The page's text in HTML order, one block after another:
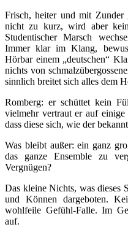
Frisch, heiter und mit
nicht zu kurz, wird aber
Studentischer Marsch
Immer klar im Klang,
Hörbar einem „deutschen“
nichts von
sinnlich breitet sich alles dem
Romberg: er schüttet kein
vielmehr vertraut er auf
dass diese sich, wie der
Was bleibt außer: ein ganz
das ganze Ensemble zu
Vergnügen?
Das kleine Nichts, was dieses
und Können dargeboten.
wohlfeile Gefühl-Falle. Im
auf.